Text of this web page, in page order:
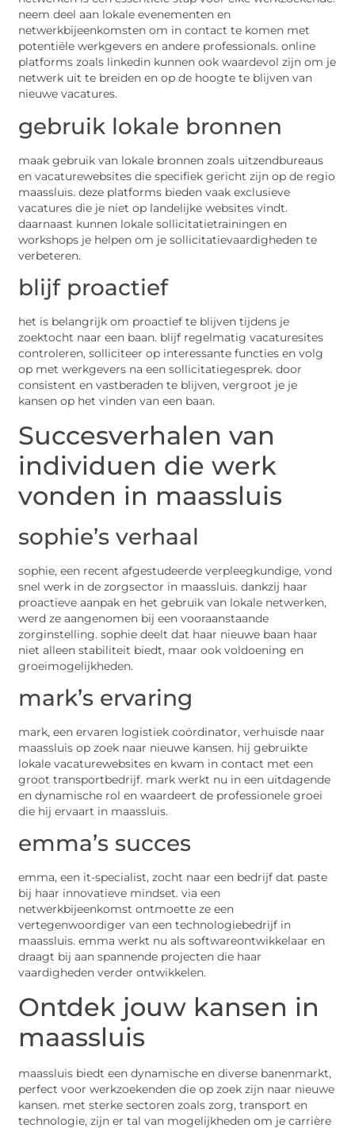
neem deel aan lokale evenementen en
netwerkbijeenkomsten om in contact te komen met
potentiële werkgevers en andere professionals. online
platforms zoals linkedin kunnen ook waardevol zijn om je
netwerk uit te breiden en op de hoogte te blijven van
nieuwe vacatures.
gebruik lokale bronnen
maak gebruik van lokale bronnen zoals uitzendbureaus
en vacaturewebsites die specifiek gericht zijn op de regio
maassluis. deze platforms bieden vaak exclusieve
vacatures die je niet op landelijke websites vindt.
daarnaast kunnen lokale sollicitatietrainingen en
workshops je helpen om je sollicitatievaardigheden te
verbeteren.
blijf proactief
het is belangrijk om proactief te blijven tijdens je
zoektocht naar een baan. blijf regelmatig vacaturesites
controleren, solliciteer op interessante functies en volg
op met werkgevers na een sollicitatiegesprek. door
consistent en vastberaden te blijven, vergroot je je
kansen op het vinden van een baan.
Succesverhalen van
individuen die werk
vonden in maassluis
sophie’s verhaal
sophie, een recent afgestudeerde verpleegkundige, vond
snel werk in de zorgsector in maassluis. dankzij haar
proactieve aanpak en het gebruik van lokale netwerken,
werd ze aangenomen bij een vooraanstaande
zorginstelling. sophie deelt dat haar nieuwe baan haar
niet alleen stabiliteit biedt, maar ook voldoening en
groeimogelijkheden.
mark’s ervaring
mark, een ervaren logistiek coördinator, verhuisde naar
maassluis op zoek naar nieuwe kansen. hij gebruikte
lokale vacaturewebsites en kwam in contact met een
groot transportbedrijf. mark werkt nu in een uitdagende
en dynamische rol en waardeert de professionele groei
die hij ervaart in maassluis.
emma’s succes
emma, een it-specialist, zocht naar een bedrijf dat paste
bij haar innovatieve mindset. via een
netwerkbijeenkomst ontmoette ze een
vertegenwoordiger van een technologiebedrijf in
maassluis. emma werkt nu als softwareontwikkelaar en
draagt bij aan spannende projecten die haar
vaardigheden verder ontwikkelen.
Ontdek jouw kansen in
maassluis
maassluis biedt een dynamische en diverse banenmarkt,
perfect voor werkzoekenden die op zoek zijn naar nieuwe
kansen. met sterke sectoren zoals zorg, transport en
technologie, zijn er tal van mogelijkheden om je carrière